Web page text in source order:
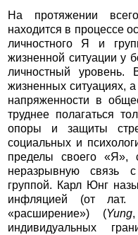
На протяжении
находится в процессе
личностного Я и
жизненной ситуации у
личностный уровень.
жизненных ситуациях,
напряженности в
труднее полагаться
опоры и защиты
социальных и
пределы своего «Я»,
неразрывную связь
группой. Карл Юнг
инфляцией (от лат.
«расширение») (Yung,
индивидуальных